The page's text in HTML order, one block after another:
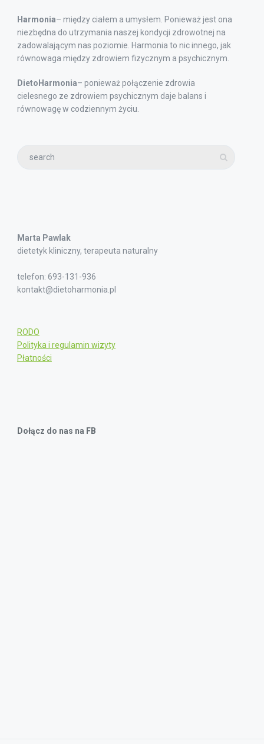
Harmonia– między ciałem a umysłem. Ponieważ jest ona
niezbędna do utrzymania naszej kondycji zdrowotnej na
zadowalającym nas poziomie. Harmonia to nic innego, jak
równowaga między zdrowiem fizycznym a psychicznym.
DietoHarmonia– ponieważ połączenie zdrowia
cielesnego ze zdrowiem psychicznym daje balans i
równowagę w codziennym życiu.
Marta Pawlak
dietetyk kliniczny, terapeuta naturalny
telefon: 693-131-936
kontakt@dietoharmonia.pl
RODO
Polityka i regulamin wizyty
Płatności
Dołącz do nas na FB